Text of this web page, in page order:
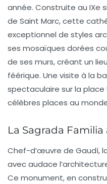
année. Construite au IXe
de Saint Marc, cette
exceptionnel de styles
ses mosaïques dorées
de ses murs, créant un
féérique. Une visite à la
spectaculaire sur la place
célèbres places au
La Sagrada
Chef-d’œuvre de Gaudí,
avec audace
Ce monument, en